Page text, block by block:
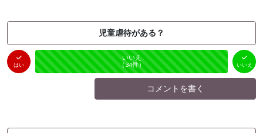
児童虐待がある？
はい
はい
（0件）
未投票
いいえ
（34件） いいえ
コメントを書く